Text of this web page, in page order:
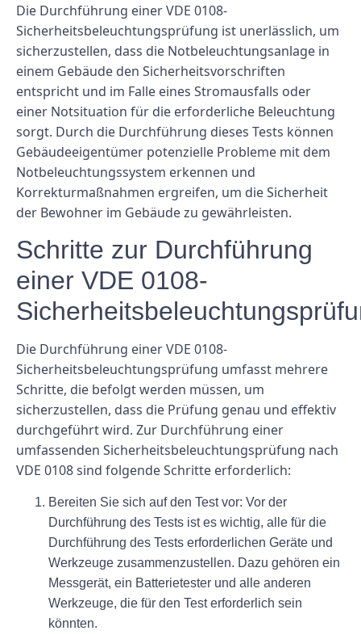
Die Durchführung einer VDE 0108-
Sicherheitsbeleuchtungsprüfung ist unerlässlich, um
sicherzustellen, dass die Notbeleuchtungsanlage in
einem Gebäude den Sicherheitsvorschriften
entspricht und im Falle eines Stromausfalls oder
einer Notsituation für die erforderliche Beleuchtung
sorgt. Durch die Durchführung dieses Tests können
Gebäudeeigentümer potenzielle Probleme mit dem
Notbeleuchtungssystem erkennen und
Korrekturmaßnahmen ergreifen, um die Sicherheit
der Bewohner im Gebäude zu gewährleisten.
Schritte zur Durchführung
einer VDE 0108-
Die Durchführung einer VDE 0108-
Sicherheitsbeleuchtungsprüfung umfasst mehrere
Schritte, die befolgt werden müssen, um
sicherzustellen, dass die Prüfung genau und effektiv
durchgeführt wird. Zur Durchführung einer
umfassenden Sicherheitsbeleuchtungsprüfung nach
VDE 0108 sind folgende Schritte erforderlich:
Bereiten Sie sich auf den Test vor: Vor der
Durchführung des Tests ist es wichtig, alle für die
Durchführung des Tests erforderlichen Geräte und
Werkzeuge zusammenzustellen. Dazu gehören ein
Messgerät, ein Batterietester und alle anderen
Werkzeuge, die für den Test erforderlich sein
könnten.